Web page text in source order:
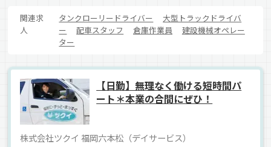
関連求
人
タンクローリードライバー
大型トラックドライバ
ー
配車スタッフ 倉庫作業員
建設機械オペレー
ター
【日勤】無理なく働ける短時間パ
ート＊本業の合間にぜひ！
株式会社ツクイ 福岡六本松（デイサービス）